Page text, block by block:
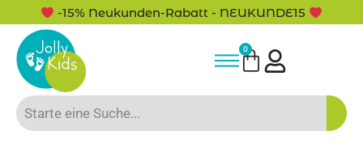
-15% Neukunden-Rabatt - NEUKUNDE15
0